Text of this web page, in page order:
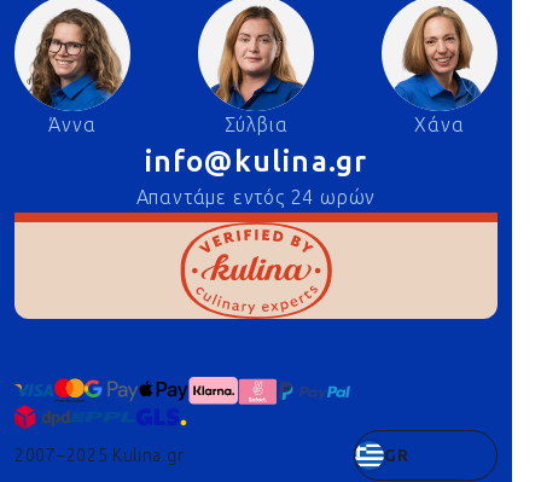
Άννα Σύλβια Χάνα
info@kulina.gr
Απαντάμε εντός 24 ωρών
2007–2025 Kulina.gr GR